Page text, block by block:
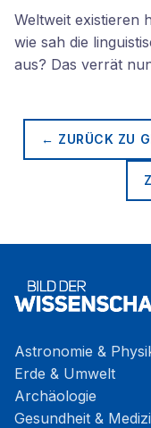
Weltweit existieren
wie sah die
aus? Das verrät
← ZURÜCK ZU
Astronomie &
Erde & Umwelt
Archäologie
Gesundheit &